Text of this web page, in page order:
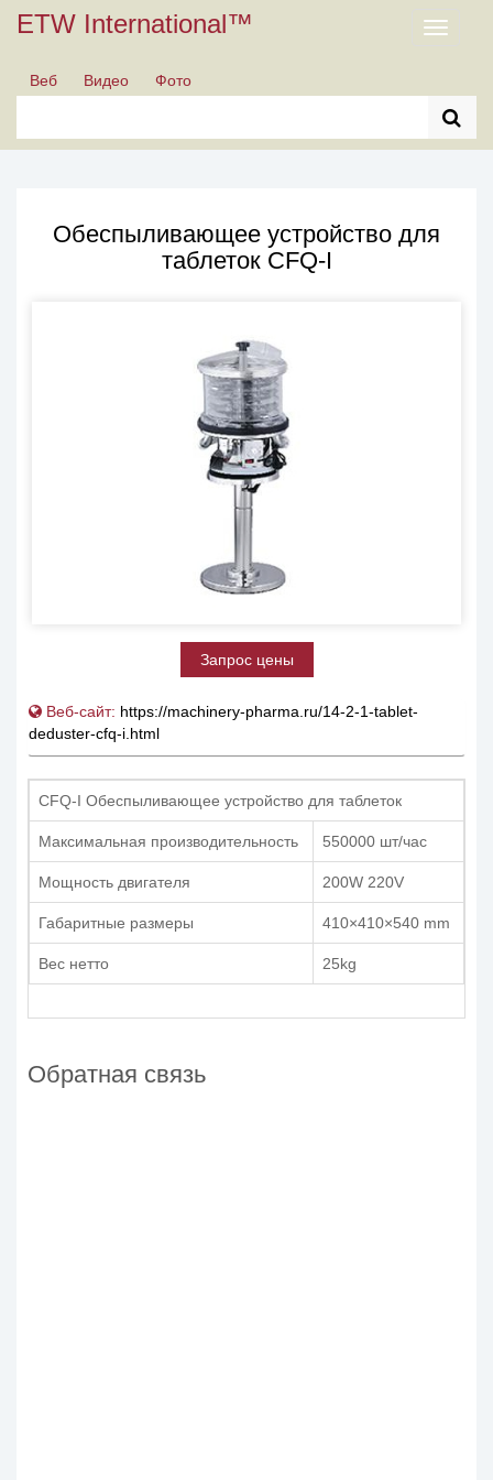
ETW International™
Toggle
Веб
Видео Фото
Обеспыливающее устройство для
таблеток CFQ-I
Запрос цены
Веб-сайт: https://machinery-pharma.ru/14-2-1-tablet-
deduster-cfq-i.html
CFQ-I Обеспыливающее устройство для таблеток
Максимальная производительность 550000 шт/час
Мощность двигателя 200W 220V
Габаритные размеры 410×410×540 mm
Вес нетто 25kg
Обратная связь